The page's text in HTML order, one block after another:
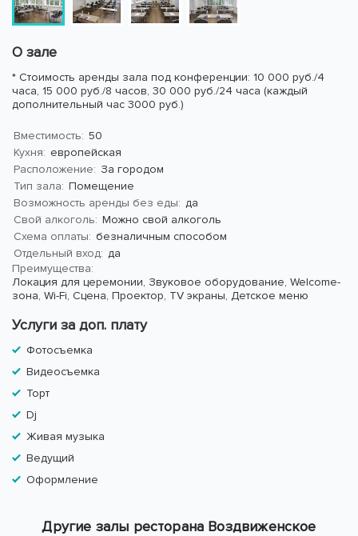
О зале
* Стоимость аренды зала под конференции: 10 000 руб./4
часа, 15 000 руб./8 часов, 30 000 руб./24 часа (каждый
дополнительный час 3000 руб.)
Вместимость: 50
Кухня: европейская
Расположение: За городом
Тип зала: Помещение
Возможность аренды без еды: да
Свой алкоголь: Можно свой алкоголь
Схема оплаты: безналичным способом
Отдельный вход: да
Преимущества:
Локация для церемонии, Звуковое оборудование, Welcome-
зона, Wi-Fi, Сцена, Проектор, TV экраны, Детское меню
Услуги за доп. плату
Фотосъемка
Видеосъемка
Торт
Dj
Живая музыка
Ведущий
Оформление
Другие залы ресторана Воздвиженское